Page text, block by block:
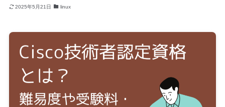
2025年5月21日 linux